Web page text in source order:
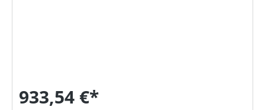
933,54 €*